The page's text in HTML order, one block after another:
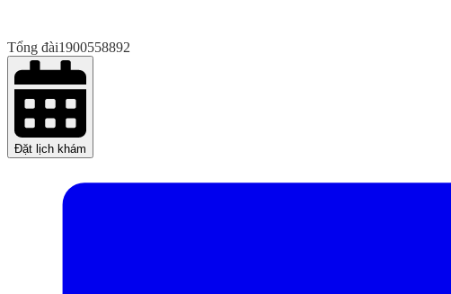
Tổng đài1900558892
Đặt lịch khám